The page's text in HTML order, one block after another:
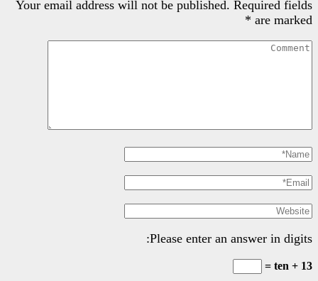
Your email address will not be
Please